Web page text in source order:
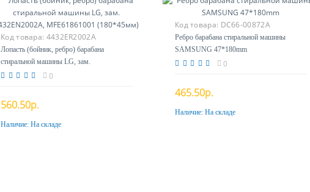
Код товара: 4432ER2002A
Лопасть (бойник, ребро) барабана
стиральной машины LG, зам.
4432EN2002A, MFE61861001 (180*45мм)
0
560.50р.
Купить
Наличие: На складе
Код товара: DC66-00872A
Ребро барабана стиральной машины
SAMSUNG 47*180mm
0
465.50р.
Купить
Наличие: На складе